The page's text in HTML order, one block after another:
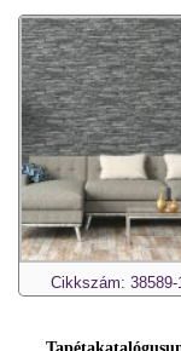
Cikkszám: 38589-